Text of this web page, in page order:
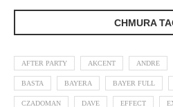
CHMURA
AFTER PARTY AKCENT ANDRE
BASTA BAYERA BAYER FULL
CZADOMAN DAVE EFFECT